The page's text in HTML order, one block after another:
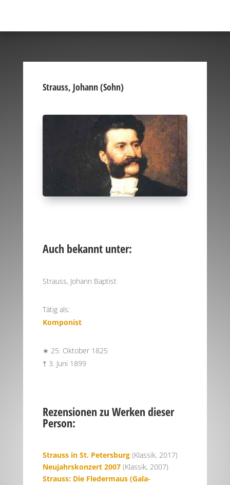
Strauss, Johann (Sohn)
Auch bekannt unter:
Strauss, Johann Baptist
Tätig als:
Komponist
∗ 25. Oktober 1825
† 3. Juni 1899
Rezensionen zu Werken dieser
Person:
Strauss in St. Petersburg(Klassik, 2017)
Neujahrskonzert 2007(Klassik, 2007)
Strauss: Die Fledermaus (Gala-